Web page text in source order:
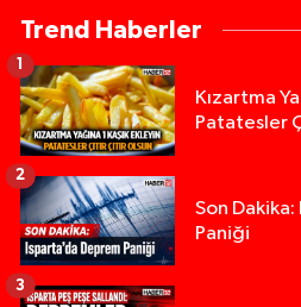
Trend Haberler
Kızartma
Patatesler
1
Son
Paniği
2
3